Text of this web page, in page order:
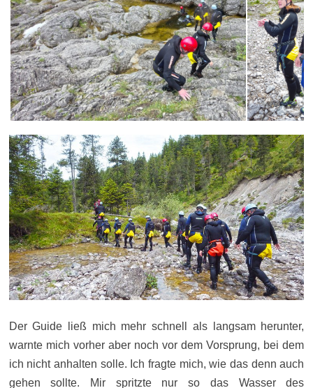
Der Guide ließ mich mehr schnell als langsam herunter,
warnte mich vorher aber noch vor dem Vorsprung, bei dem
ich nicht anhalten solle. Ich fragte mich, wie das denn auch
gehen sollte. Mir spritzte nur so das Wasser des